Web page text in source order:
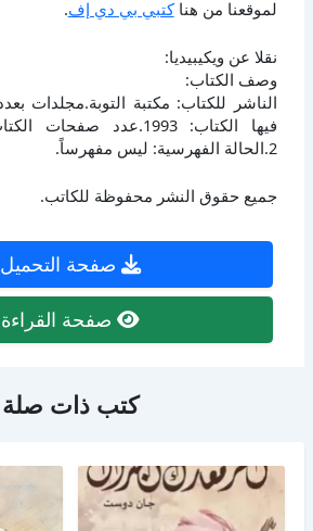
لموقعنا من هناكتبي بي دي إف.
نقلا عن ويكيبيديا:
وصف الكتاب:
2.الحالة الفهرسية: ليس مفهرساً.
جميع حقوق النشر محفوظة للكاتب.
صفحة التحميل
صفحة القراءة
كتب ذات صلة